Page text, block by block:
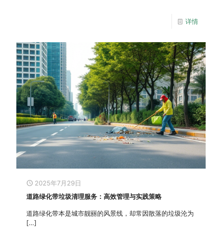
详情
2025年7月29日
道路绿化带垃圾清理服务：高效管理与实践策略
道路绿化带本是城市靓丽的风景线，却常因散落的垃圾沦为
[…]